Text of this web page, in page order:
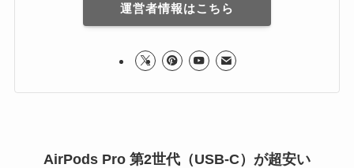
運営者情報はこちら
AirPods Pro 第2世代（USB-C）が超安い